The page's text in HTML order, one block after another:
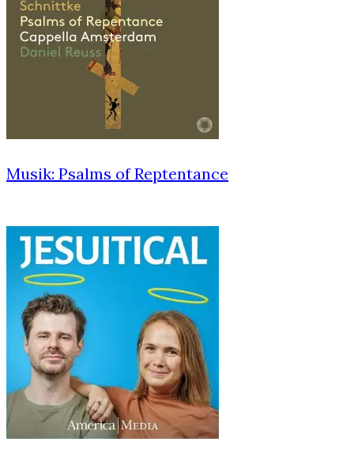
Musik: Psalms of Reptentance